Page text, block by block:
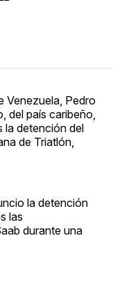
Venezuela, Pedro
del país caribeño,
la detención del
de Triatlón,
la detención
las
durante una